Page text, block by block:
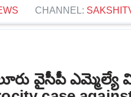
CHANNEL:
వైసీపీ ఎమ్మెల్యే